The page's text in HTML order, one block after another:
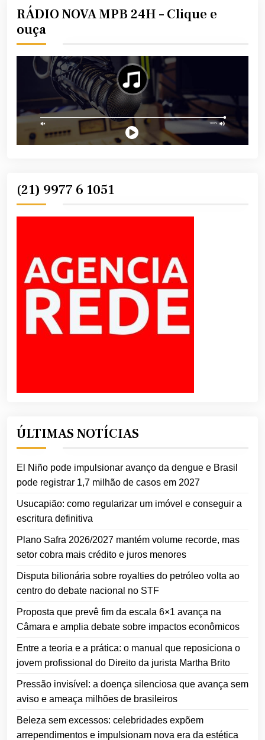
RÁDIO NOVA MPB 24H – Clique e
ouça
(21) 9977 6 1051
ÚLTIMAS NOTÍCIAS
El Niño pode impulsionar avanço da dengue e Brasil
pode registrar 1,7 milhão de casos em 2027
Usucapião: como regularizar um imóvel e conseguir a
escritura definitiva
Plano Safra 2026/2027 mantém volume recorde, mas
setor cobra mais crédito e juros menores
Disputa bilionária sobre royalties do petróleo volta ao
centro do debate nacional no STF
Proposta que prevê fim da escala 6×1 avança na
Câmara e amplia debate sobre impactos econômicos
Entre a teoria e a prática: o manual que reposiciona o
jovem profissional do Direito da jurista Martha Brito
Pressão invisível: a doença silenciosa que avança sem
aviso e ameaça milhões de brasileiros
Beleza sem excessos: celebridades expõem
arrependimentos e impulsionam nova era da estética